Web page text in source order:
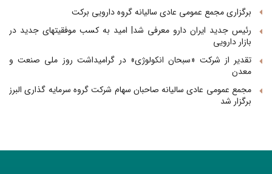
برگزاری مجمع عمومی عادی سالیانه گروه دارویی برکت
رئیس جدید ایران دارو معرفی شد| امید به کسب موفقیتهای جدید در
بازار دارویی
تقدیر از شرکت «سبحان انکولوژی» در گرامیداشت روز ملی صنعت و
معدن
مجمع عمومی عادی سالیانه صاحبان سهام شرکت گروه سرمایه گذاری البرز
برگزار شد